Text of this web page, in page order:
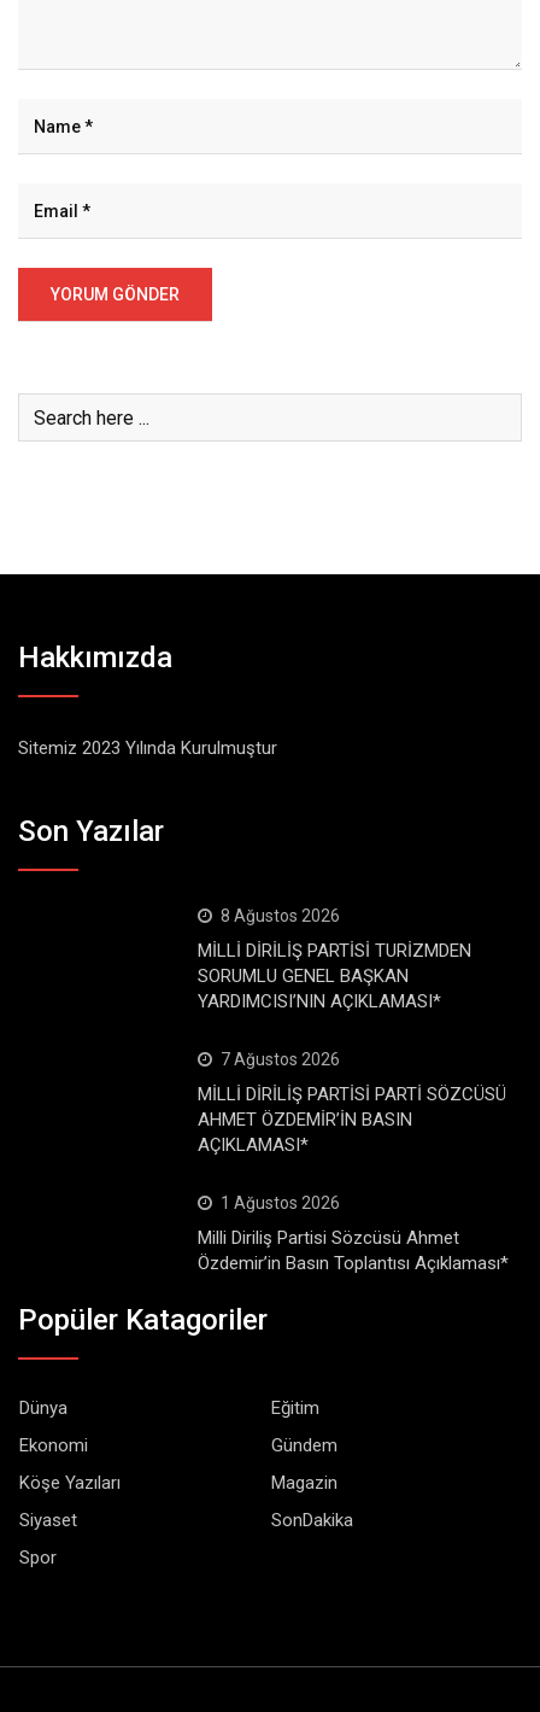
Hakkımızda
Sitemiz 2023 Yılında Kurulmuştur
Son Yazılar
8 Ağustos 2026
MİLLİ DİRİLİŞ PARTİSİ TURİZMDEN
SORUMLU GENEL BAŞKAN
YARDIMCISI’NIN AÇIKLAMASI*
7 Ağustos 2026
MİLLİ DİRİLİŞ PARTİSİ PARTİ SÖZCÜSÜ
AHMET ÖZDEMİR’İN BASIN
AÇIKLAMASI*
1 Ağustos 2026
Milli Diriliş Partisi Sözcüsü Ahmet
Özdemir’in Basın Toplantısı Açıklaması*
Popüler Katagoriler
Dünya
Eğitim
Ekonomi
Gündem
Köşe Yazıları
Magazin
Siyaset
SonDakika
Spor